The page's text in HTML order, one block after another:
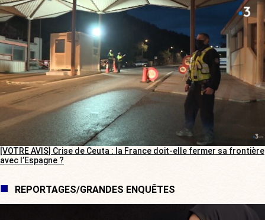
[VOTRE AVIS] Crise de Ceuta : la France doit-elle fermer sa frontière
avec l’Espagne ?
REPORTAGES/GRANDES ENQUÊTES